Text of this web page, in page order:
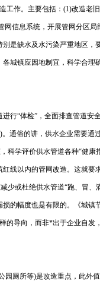
作。主要包括：(1)改造老
信息系统，开展管网分区
是缺水及水污染严重地区，
城镇应因地制宜，科学合理
行“体检”，全面排查管道安
通俗的讲，供水企业需要通
科学评价供水管道各种“健
线以内的管网改造。这就要
或杜绝供水管道“跑、冒、
的幅度也是有限的。《城镇
的导向，而非*出于企业自发
厕所等)是改造重点，此外